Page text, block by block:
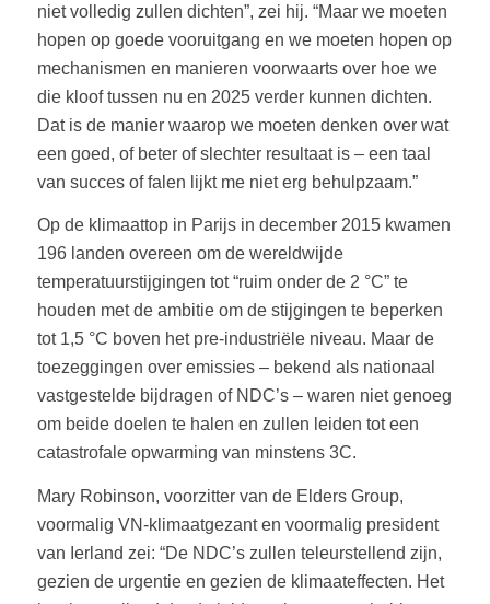
niet volledig zullen dichten”, zei hij. “Maar we moeten
hopen op goede vooruitgang en we moeten hopen op
mechanismen en manieren voorwaarts over hoe we
die kloof tussen nu en 2025 verder kunnen dichten.
Dat is de manier waarop we moeten denken over wat
een goed, of beter of slechter resultaat is – een taal
van succes of falen lijkt me niet erg behulpzaam.”
Op de klimaattop in Parijs in december 2015 kwamen
196 landen overeen om de wereldwijde
temperatuurstijgingen tot “ruim onder de 2 °C” te
houden met de ambitie om de stijgingen te beperken
tot 1,5 °C boven het pre-industriële niveau. Maar de
toezeggingen over emissies – bekend als nationaal
vastgestelde bijdragen of NDC’s – waren niet genoeg
om beide doelen te halen en zullen leiden tot een
catastrofale opwarming van minstens 3C.
Mary Robinson, voorzitter van de Elders Group,
voormalig VN-klimaatgezant en voormalig president
van Ierland zei: “De NDC’s zullen teleurstellend zijn,
gezien de urgentie en gezien de klimaateffecten. Het